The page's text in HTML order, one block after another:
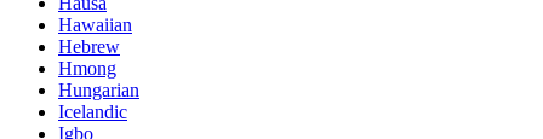
Hawaiian
Hebrew
Hmong
Hungarian
Icelandic
Igbo